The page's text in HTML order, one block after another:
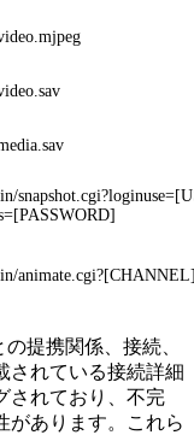
の提携関係、接続、
されている接続詳細
されており、不完
があります。これら